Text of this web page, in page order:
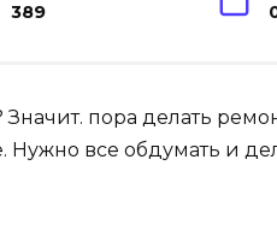
389
Значит. пора делать
Нужно все обдумать и